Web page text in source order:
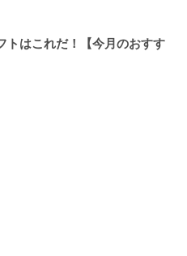
はこれだ！【今月のおすす